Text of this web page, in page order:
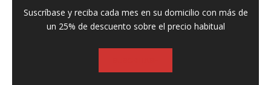
Suscríbase y reciba cada mes en su domicilio con más de
un 25% de descuento sobre el precio habitual